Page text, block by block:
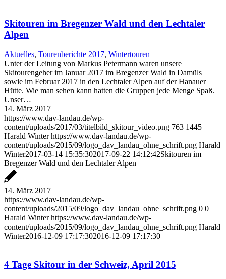
Skitouren im Bregenzer Wald und den Lechtaler
Alpen
Aktuelles, Tourenberichte 2017, Wintertouren
Unter der Leitung von Markus Petermann waren unsere
Skitourengeher im Januar 2017 im Bregenzer Wald in Damüls
sowie im Februar 2017 in den Lechtaler Alpen auf der Hanauer
Hütte. Wie man sehen kann hatten die Gruppen jede Menge Spaß.
Unser…
14. März 2017
https://www.dav-landau.de/wp-
content/uploads/2017/03/titelbild_skitour_video.png 763 1445
Harald Winter https://www.dav-landau.de/wp-
content/uploads/2015/09/logo_dav_landau_ohne_schrift.png Harald
Winter2017-03-14 15:35:302017-09-22 14:12:42Skitouren im
Bregenzer Wald und den Lechtaler Alpen
14. März 2017
https://www.dav-landau.de/wp-
content/uploads/2015/09/logo_dav_landau_ohne_schrift.png 0 0
Harald Winter https://www.dav-landau.de/wp-
content/uploads/2015/09/logo_dav_landau_ohne_schrift.png Harald
Winter2016-12-09 17:17:302016-12-09 17:17:30
4 Tage Skitour in der Schweiz, April 2015